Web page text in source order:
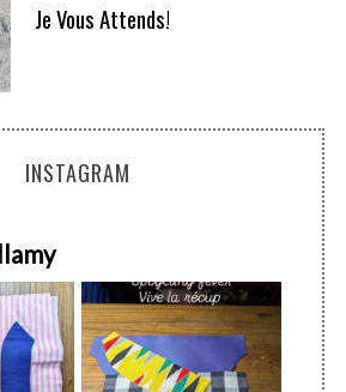
Je Vous Attends!
INSTAGRAM